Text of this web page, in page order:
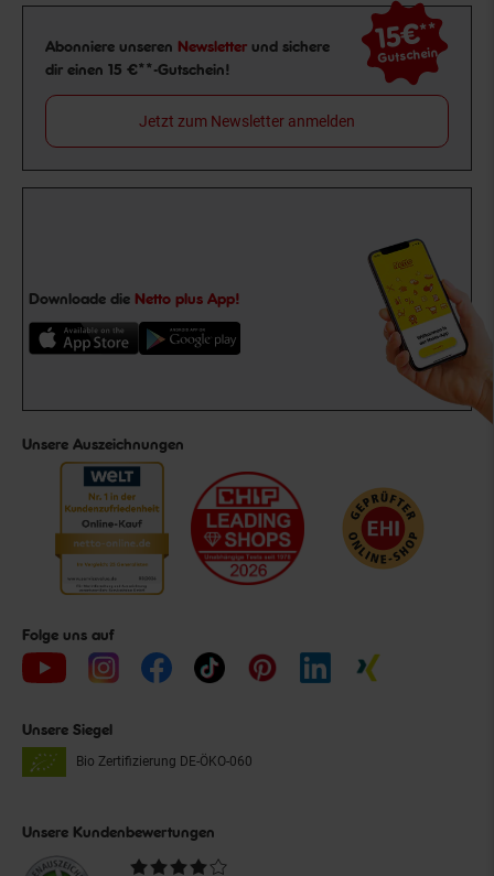
Newsletter Anmeldung
Abonniere unseren Newsletter und sichere
dir einen 15 €**-Gutschein!
15€**
Gutschein
Jetzt zum Newsletter anmelden
Downloade die Netto plus App!
Unsere Auszeichnungen
Folge uns auf
Unsere Siegel
Bio Zertifizierung DE-ÖKO-060
Unsere Kundenbewertungen
Durchschnittliche